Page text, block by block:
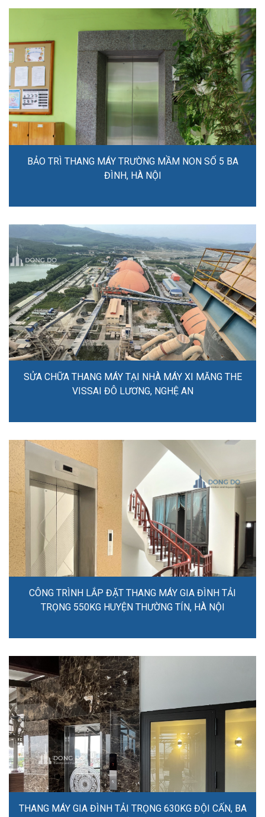
BẢO TRÌ THANG MÁY TRƯỜNG MẦM NON SỐ 5 BA
ĐÌNH, HÀ NỘI
SỬA CHỮA THANG MÁY TẠI NHÀ MÁY XI MĂNG THE
VISSAI ĐÔ LƯƠNG, NGHỆ AN
CÔNG TRÌNH LẮP ĐẶT THANG MÁY GIA ĐÌNH TẢI
TRỌNG 550KG HUYỆN THƯỜNG TÍN, HÀ NỘI
THANG MÁY GIA ĐÌNH TẢI TRỌNG 630KG ĐỘI CẤN, BA